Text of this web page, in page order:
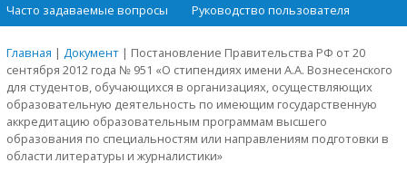
Часто задаваемые вопросы
Руководство пользователя
Главная | Документ | Постановление Правительства РФ от 20
сентября 2012 года № 951 «О стипендиях имени А.А. Вознесенского
для студентов, обучающихся в организациях, осуществляющих
образовательную деятельность по имеющим государственную
аккредитацию образовательным программам высшего
образования по специальностям или направлениям подготовки в
области литературы и журналистики»